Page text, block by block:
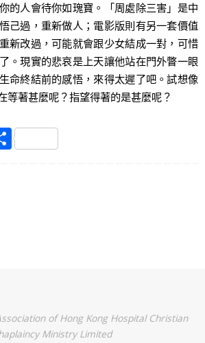
的人會待你如瑰寶。「周處除三害」是中
己過，重新做人；電影版則有另一套價值
新改過，可能就會跟少女結成一對，可惜
。現實的悲哀是上天讓他站在門外瞥一眼
命終結前的感悟，來得太遲了吧。試想像
等著甚麼呢？指望得著的是甚麼呢？
S
h
of Hong Kong Hospital Christian
Ministry Limited